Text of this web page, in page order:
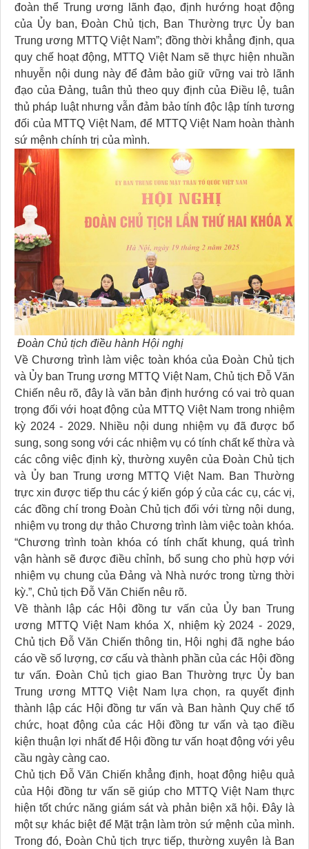
đoàn thể Trung ương lãnh đạo, định hướng hoạt động
của Ủy ban, Đoàn Chủ tịch, Ban Thường trực Ủy ban
Trung ương MTTQ Việt Nam”; đồng thời khẳng định, qua
quy chế hoạt động, MTTQ Việt Nam sẽ thực hiện nhuần
nhuyễn nội dung này để đảm bảo giữ vững vai trò lãnh
đạo của Đảng, tuân thủ theo quy định của Điều lệ, tuân
thủ pháp luật nhưng vẫn đảm bảo tính độc lập tính tương
đối của MTTQ Việt Nam, để MTTQ Việt Nam hoàn thành
sứ mệnh chính trị của mình.
Đoàn Chủ tịch điều hành Hội nghị
Về Chương trình làm việc toàn khóa của Đoàn Chủ tịch
và Ủy ban Trung ương MTTQ Việt Nam, Chủ tịch Đỗ Văn
Chiến nêu rõ, đây là văn bản định hướng có vai trò quan
trọng đối với hoạt động của MTTQ Việt Nam trong nhiệm
kỳ 2024 - 2029. Nhiều nội dung nhiệm vụ đã được bổ
sung, song song với các nhiệm vụ có tính chất kế thừa và
các công việc định kỳ, thường xuyên của Đoàn Chủ tịch
và Ủy ban Trung ương MTTQ Việt Nam. Ban Thường
trực xin được tiếp thu các ý kiến góp ý của các cụ, các vị,
các đồng chí trong Đoàn Chủ tịch đối với từng nội dung,
nhiệm vụ trong dự thảo Chương trình làm việc toàn khóa.
“Chương trình toàn khóa có tính chất khung, quá trình
vận hành sẽ được điều chỉnh, bổ sung cho phù hợp với
nhiệm vụ chung của Đảng và Nhà nước trong từng thời
kỳ.”, Chủ tịch Đỗ Văn Chiến nêu rõ.
Về thành lập các Hội đồng tư vấn của Ủy ban Trung
ương MTTQ Việt Nam khóa X, nhiệm kỳ 2024 - 2029,
Chủ tịch Đỗ Văn Chiến thông tin, Hội nghị đã nghe báo
cáo về số lượng, cơ cấu và thành phần của các Hội đồng
tư vấn. Đoàn Chủ tịch giao Ban Thường trực Ủy ban
Trung ương MTTQ Việt Nam lựa chọn, ra quyết định
thành lập các Hội đồng tư vấn và Ban hành Quy chế tổ
chức, hoạt động của các Hội đồng tư vấn và tạo điều
kiện thuận lợi nhất để Hội đồng tư vấn hoạt động với yêu
cầu ngày càng cao.
Chủ tịch Đỗ Văn Chiến khẳng định, hoạt động hiệu quả
của Hội đồng tư vấn sẽ giúp cho MTTQ Việt Nam thực
hiện tốt chức năng giám sát và phản biện xã hội. Đây là
một sự khác biệt để Mặt trận làm tròn sứ mệnh của mình.
Trong đó, Đoàn Chủ tịch trực tiếp, thường xuyên là Ban